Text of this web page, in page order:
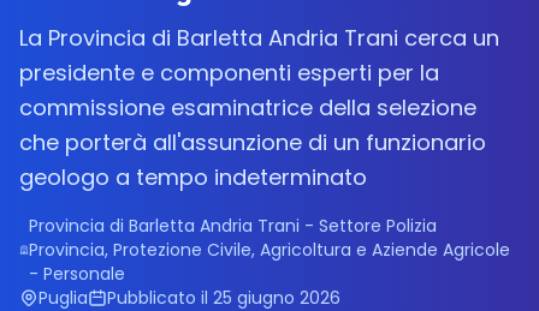
La Provincia di Barletta Andria Trani cerca un
presidente e componenti esperti per la
commissione esaminatrice della selezione
che porterà all'assunzione di un funzionario
geologo a tempo indeterminato
Provincia di Barletta Andria Trani - Settore Polizia
Provincia, Protezione Civile, Agricoltura e Aziende Agricole
- Personale
Puglia
Pubblicato il 25 giugno 2026